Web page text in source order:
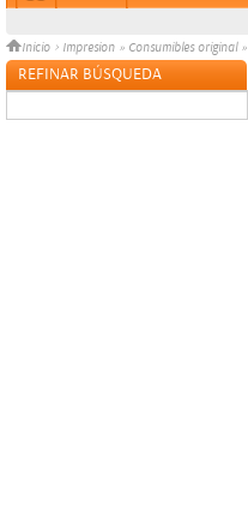
Inicio > Impresion » Consumibles original»
REFINAR BÚSQUEDA